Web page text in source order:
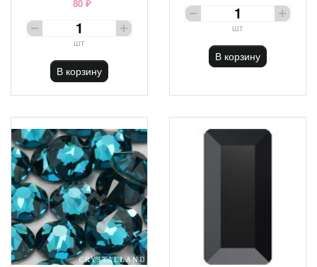
80 ₽
шт
В корзину
шт
В корзину